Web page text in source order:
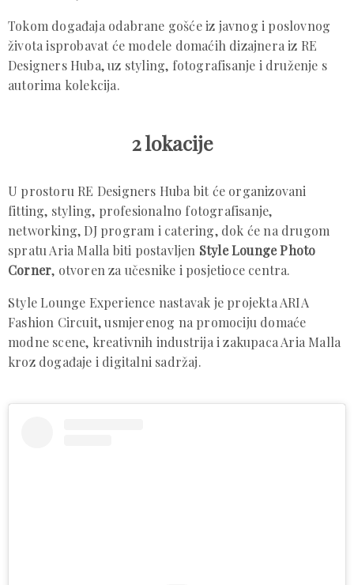
Tokom događaja odabrane gošće iz javnog i poslovnog
života isprobavat će modele domaćih dizajnera iz RE
Designers Huba, uz styling, fotografisanje i druženje s
autorima kolekcija.
2 lokacije
U prostoru RE Designers Huba bit će organizovani
fitting, styling, profesionalno fotografisanje,
networking, DJ program i catering, dok će na drugom
spratu Aria Malla biti postavljen Style Lounge Photo
Corner, otvoren za učesnike i posjetioce centra.
Style Lounge Experience nastavak je projekta ARIA
Fashion Circuit, usmjerenog na promociju domaće
modne scene, kreativnih industrija i zakupaca Aria Malla
kroz događaje i digitalni sadržaj.